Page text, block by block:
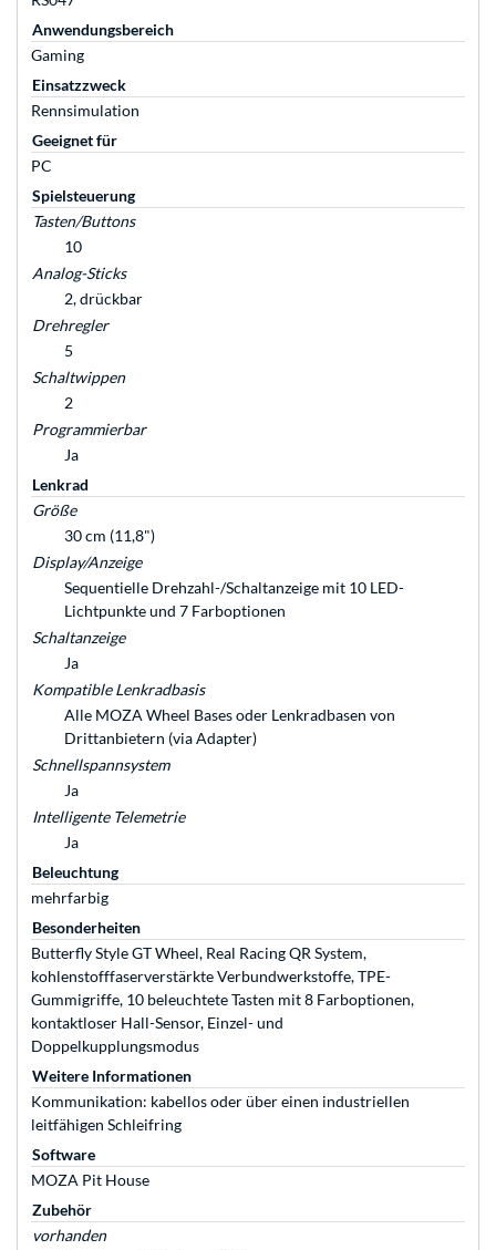
Anwendungsbereich
Gaming
Einsatzzweck
Rennsimulation
Geeignet für
PC
Spielsteuerung
Tasten/Buttons
10
Analog-Sticks
2, drückbar
Drehregler
5
Schaltwippen
2
Programmierbar
Ja
Lenkrad
Größe
30 cm (11,8")
Display/Anzeige
Sequentielle Drehzahl-/Schaltanzeige mit 10 LED-
Lichtpunkte und 7 Farboptionen
Schaltanzeige
Ja
Kompatible Lenkradbasis
Alle MOZA Wheel Bases oder Lenkradbasen von
Drittanbietern (via Adapter)
Schnellspannsystem
Ja
Intelligente Telemetrie
Ja
Beleuchtung
mehrfarbig
Besonderheiten
Butterfly Style GT Wheel, Real Racing QR System,
kohlenstofffaserverstärkte Verbundwerkstoffe, TPE-
Gummigriffe, 10 beleuchtete Tasten mit 8 Farboptionen,
kontaktloser Hall-Sensor, Einzel- und
Doppelkupplungsmodus
Weitere Informationen
Kommunikation: kabellos oder über einen industriellen
leitfähigen Schleifring
Software
MOZA Pit House
Zubehör
vorhanden